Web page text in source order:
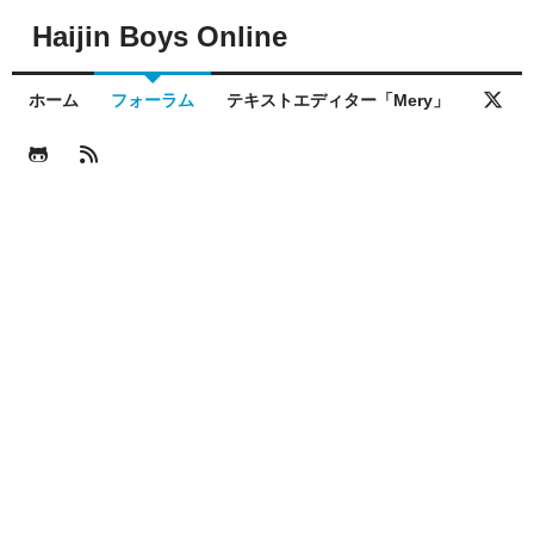
Haijin Boys Online
ホーム フォーラム テキストエディター「Mery」